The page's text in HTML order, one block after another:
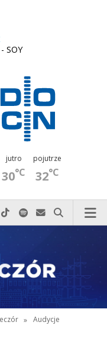
SOY
jutro
30°C
pojutrze
32°C
do nas zadzwoń
na Facebook-u
nas na X
Odwiedź nas na Instagram-ie
Odwiedź nas na TikTok-u
Szukaj nas na Spotify
Wyślij do nas
Szukaj
» Audycje